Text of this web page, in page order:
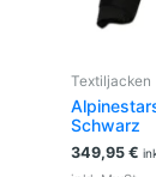
Textiljacken
Schwarz
349,95 €